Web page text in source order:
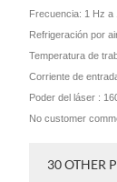
Frecuencia: 1 Hz a
Refrigeración por
Temperatura de
Corriente de
Poder del láser :
No customer
30 OTHER